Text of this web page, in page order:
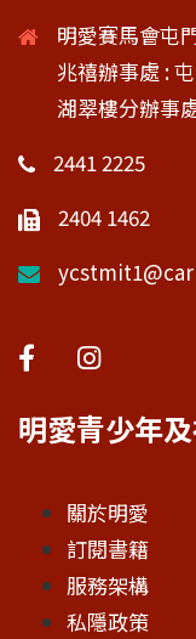
明愛賽馬會屯
兆禧辦事處 :
湖翠樓分辦事
2441 2225
2404 1462
明愛青少年
關於明愛
訂閱書籍
服務架構
私隱政策